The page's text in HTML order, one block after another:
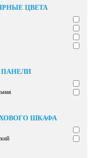
ЦВЕТА
ШКАФА